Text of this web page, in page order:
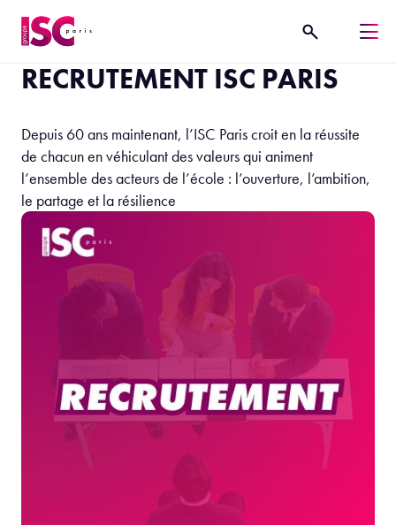
RECRUTEMENT ISC PARIS
Depuis 60 ans maintenant, l’ISC Paris croit en la réussite
de chacun en véhiculant des valeurs qui animent
l’ensemble des acteurs de l’école : l’ouverture, l’ambition,
le partage et la résilience